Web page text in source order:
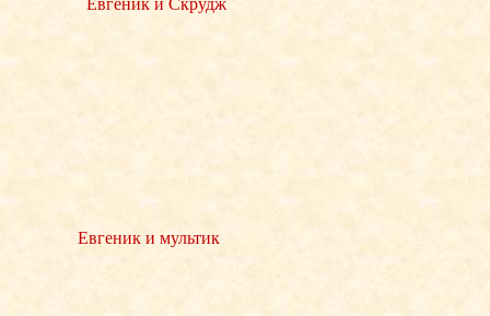
Евгеник и Скрудж
Евгеник и мультик